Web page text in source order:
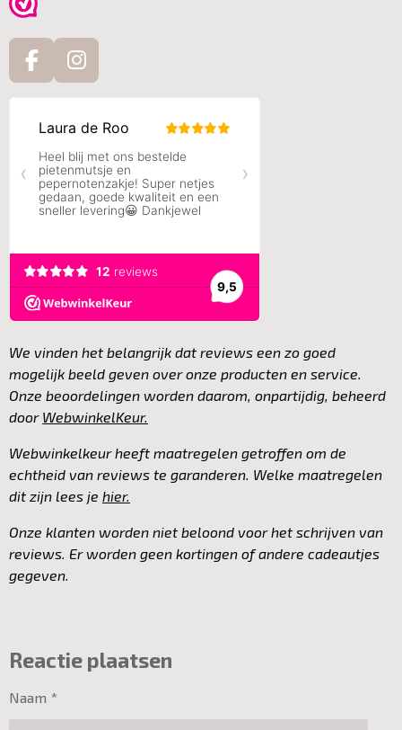
F
e
b
o
o
I
t
a
g
r
a
We vinden het belangrijk dat reviews een zo goed
mogelijk beeld geven over onze producten en service.
Onze beoordelingen worden daarom, onpartijdig, beheerd
door WebwinkelKeur.
Webwinkelkeur heeft maatregelen getroffen om de
echtheid van reviews te garanderen. Welke maatregelen
dit zijn lees je hier.
Onze klanten worden niet beloond voor het schrijven van
reviews. Er worden geen kortingen of andere cadeautjes
gegeven.
Reactie plaatsen
Naam *